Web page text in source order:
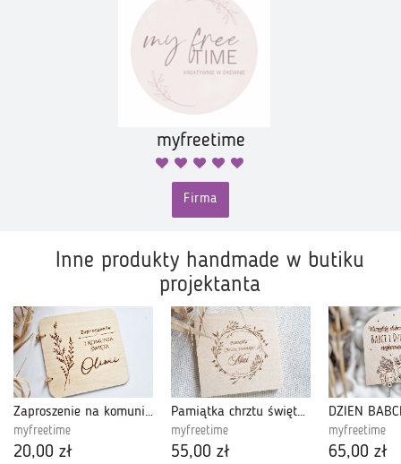
myfreetime
Firma
Inne produkty handmade w butiku
projektanta
Zaproszenie na komunię drewniane #3
myfreetime
20,00 zł
Pamiątka chrztu świętego pudełko
myfreetime
55,00 zł
myfreetime
65,00 zł